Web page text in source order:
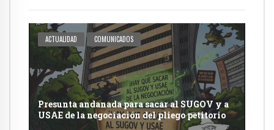
ACTUALIDAD COMUNICADOS
Presunta andanada para sacar al SUGOV y a
USAE de la negociación del pliego petitorio